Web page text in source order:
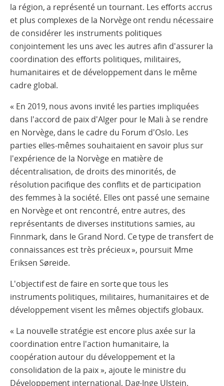
la région, a représenté un tournant. Les efforts accrus
et plus complexes de la Norvège ont rendu nécessaire
de considérer les instruments politiques
conjointement les uns avec les autres afin d'assurer la
coordination des efforts politiques, militaires,
humanitaires et de développement dans le même
cadre global.
« En 2019, nous avons invité les parties impliquées
dans l'accord de paix d'Alger pour le Mali à se rendre
en Norvège, dans le cadre du Forum d'Oslo. Les
parties elles-mêmes souhaitaient en savoir plus sur
l'expérience de la Norvège en matière de
décentralisation, de droits des minorités, de
résolution pacifique des conflits et de participation
des femmes à la société. Elles ont passé une semaine
en Norvège et ont rencontré, entre autres, des
représentants de diverses institutions samies, au
Finnmark, dans le Grand Nord. Ce type de transfert de
connaissances est très précieux », poursuit Mme
Eriksen Søreide.
L'objectif est de faire en sorte que tous les
instruments politiques, militaires, humanitaires et de
développement visent les mêmes objectifs globaux.
« La nouvelle stratégie est encore plus axée sur la
coordination entre l'action humanitaire, la
coopération autour du développement et la
consolidation de la paix », ajoute le ministre du
Développement international, Dag-Inge Ulstein.